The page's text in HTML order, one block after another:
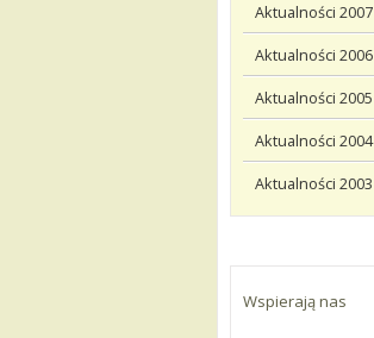
Aktualności 2007
Aktualności 2006
Aktualności 2005
Aktualności 2004
Aktualności 2003
Wspierają nas